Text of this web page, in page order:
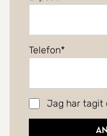
Telefon
Jag har tagit